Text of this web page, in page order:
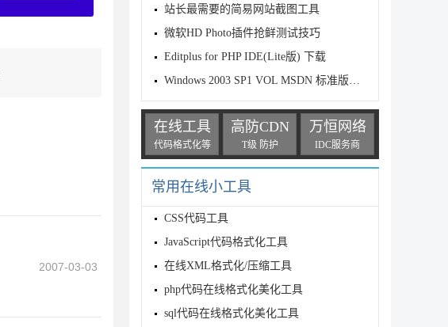
2007-03-03
站长最需要的简易网站截图工具
微软HD Photo插件抢鲜测试技巧
Editplus for PHP IDE(Lite版) 下载
Windows 2003 SP1 VOL MSDN 标准版+企业版 附注册码
在线工具
代码格式化等
高防CDN
T级 防护
万恒网络
IDC服务商
常用在线小工具
CSS代码工具
JavaScript代码格式化工具
在线XML格式化/压缩工具
php代码在线格式化美化工具
sql代码在线格式化美化工具